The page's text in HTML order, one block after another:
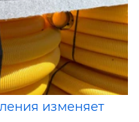
изменяет